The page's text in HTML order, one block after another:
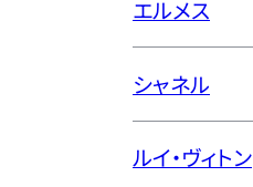
エルメス
シャネル
ルイ・ヴィトン